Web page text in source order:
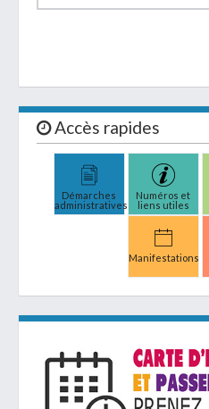
Accès rapides
Démarches
administratives
Numéros et
liens utiles
Manifestations